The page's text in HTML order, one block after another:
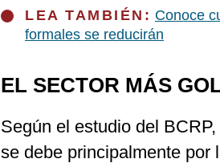
LEA TAMBIÉN: Conoce
formales se reducirán
EL SECTOR MÁS
Según el estudio del
se debe principalmente por